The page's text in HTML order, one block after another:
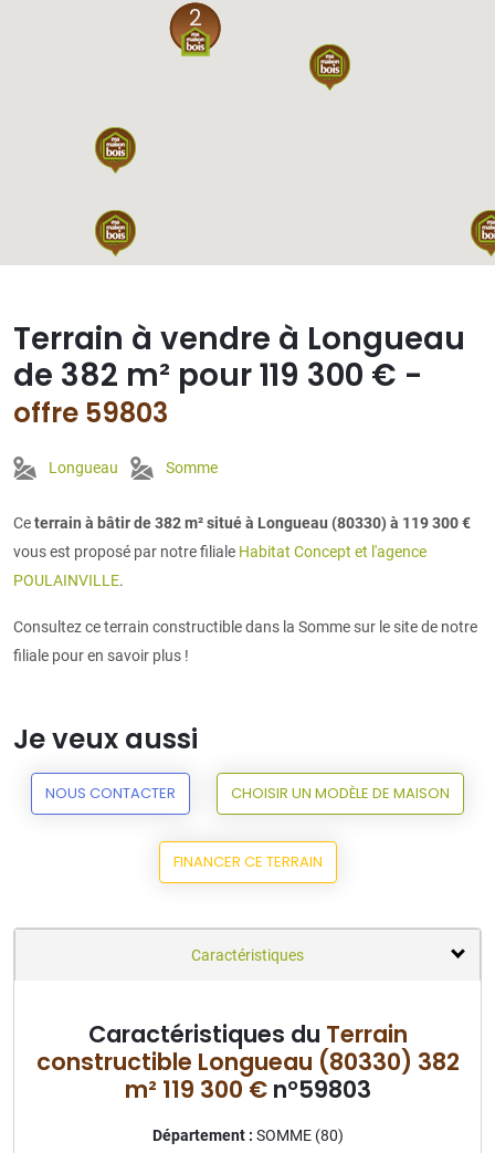
2
Terrain à vendre à Longueau
de 382 m² pour 119 300 € -
offre 59803
Longueau Somme
Ceterrain à bâtir de 382 m² situé à Longueau (80330) à 119 300 €
vous est proposé par notre filiale Habitat Concept et l'agence
POULAINVILLE.
Consultez ce terrain constructible dans la Somme sur le site de notre
filiale pour en savoir plus !
Je veux aussi
NOUS CONTACTER CHOISIR UN MODÈLE DE MAISON
FINANCER CE TERRAIN
Caractéristiques
Caractéristiques du Terrain
constructible Longueau (80330) 382
m² 119 300 €n°59803
Département : SOMME (80)